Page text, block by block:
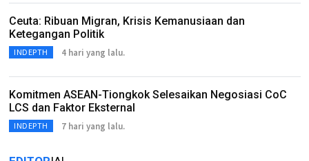
Ceuta: Ribuan Migran, Krisis Kemanusiaan dan
Ketegangan Politik
INDEPTH 4 hari yang lalu.
Komitmen ASEAN-Tiongkok Selesaikan Negosiasi CoC
LCS dan Faktor Eksternal
INDEPTH 7 hari yang lalu.